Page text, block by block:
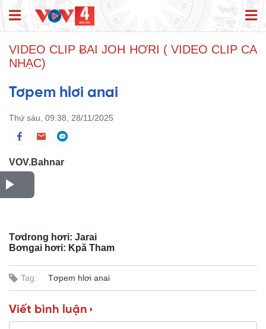
VIDEO CLIP ɃAI JOH HƠRI ( VIDEO CLIP CA
NHẠC)
Tơpem hlơi anai
Thứ sáu, 09:38, 28/11/2025
VOV.Bahnar
P
a
y
V
Tơdrong hơri: Jarai
Bơngai hơri: Kpă Tham
Tag: Tơpem hlơi anai
Viết bình luận